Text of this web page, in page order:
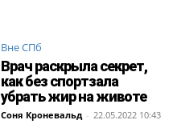
Вне СПб
Врач раскрыла секрет,
как без спортзала
убрать жир на животе
Соня Кроневальд - 22.05.2022 10:43